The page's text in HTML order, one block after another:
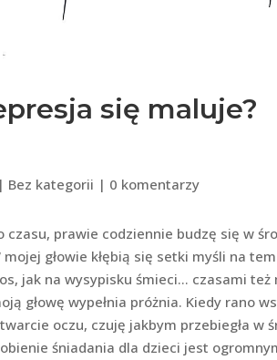
depresja się
| Bez kategorii | 0 komentarzy
czasu, prawie codziennie budzę się w
mojej głowie kłębią się setki myśli na
jak na wysypisku śmieci… czasami też
głowę wypełnia próżnia. Kiedy rano
oczu, czuję jakbym przebiegła w
śniadania dla dzieci jest